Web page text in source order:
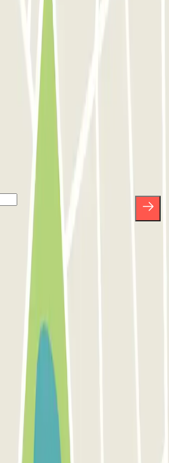
prenotazioni con Parclick.
un posto auto in uno di questi parcheggi
Newsletter e rimani
concorsi e tante
Informativa sulla Privacy per ricevere
da Parclick. Senza alcun impegno,
direttamente dalla stessa newsletter.